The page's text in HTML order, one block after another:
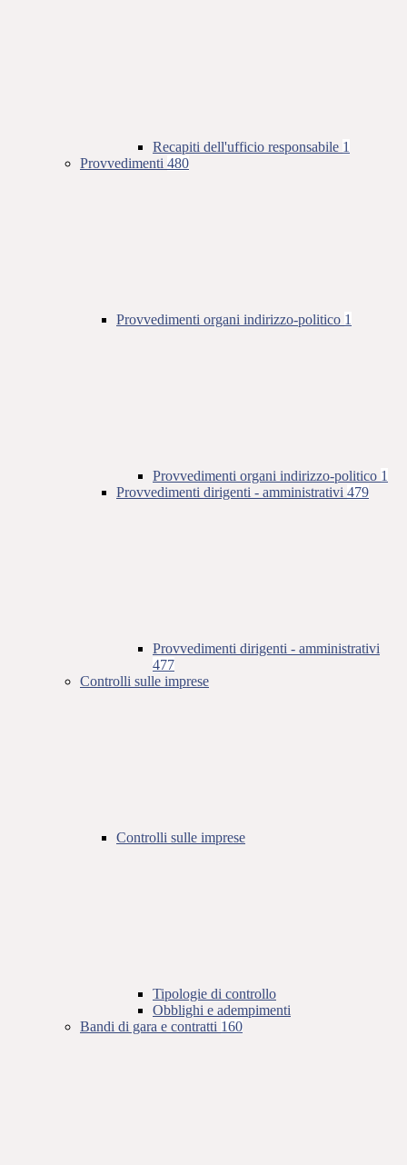
Recapiti dell'ufficio responsabile 1
Provvedimenti 480
Provvedimenti organi indirizzo-politico 1
Provvedimenti organi indirizzo-politico 1
Provvedimenti dirigenti - amministrativi 479
Provvedimenti dirigenti - amministrativi
477
Controlli sulle imprese
Controlli sulle imprese
Tipologie di controllo
Obblighi e adempimenti
Bandi di gara e contratti 160